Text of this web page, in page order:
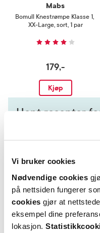
Vi bruker cookies
Nødvendige cookies
på nettsiden fungerer
cookies gjør at
eksempel dine
lokasjon.
Mabs
Bomull Knestrømpe Klasse 1,
XX-Large, sort, 1 par
179,-
Kjøp
Hent resepter
Logg inn med
Velg hvilke resepter
ha dem levert
Få dine resepter
Mer om reseptvarer